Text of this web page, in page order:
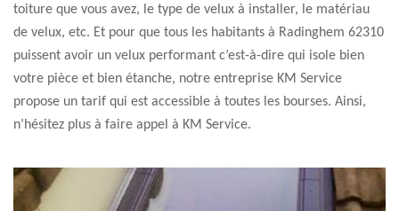
toiture que vous avez, le type de velux à installer, le matériau
de velux, etc. Et pour que tous les habitants à Radinghem 62310
puissent avoir un velux performant c’est-à-dire qui isole bien
votre pièce et bien étanche, notre entreprise KM Service
propose un tarif qui est accessible à toutes les bourses. Ainsi,
n’hésitez plus à faire appel à KM Service.